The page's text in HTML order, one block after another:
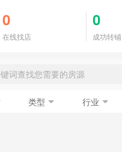
0
在线找店
0
成功转铺
类型 行业